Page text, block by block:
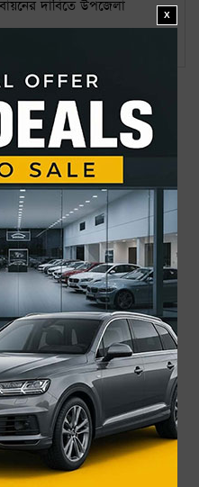
দাবিতে উপজেলা
জনপ্রিয়
দিনেই জাদুঘরে ঢুকতে বিশৃঙ্খলা
স্বর্ণের দাম
বন্ধ
হামলায় নিহত ৭
একই পরিবারের দগ্ধ ৩
X